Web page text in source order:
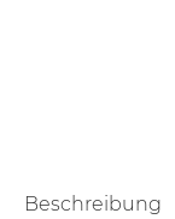
Beschreibung